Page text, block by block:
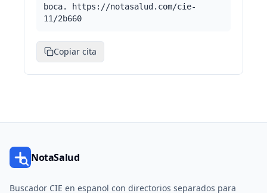
boca. https://notasalud.com/cie-
11/2b660
Copiar cita
NotaSalud
Buscador CIE en espanol con directorios separados para